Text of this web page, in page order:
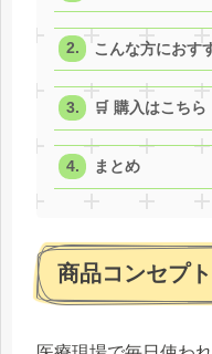
こんな方におす
🛒 購入はこちら
まとめ
商品コンセプト